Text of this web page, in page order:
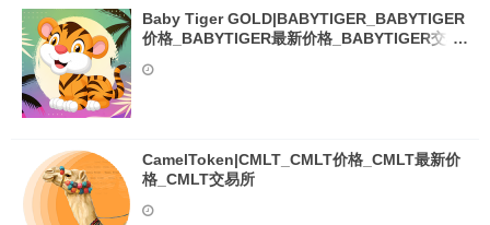
Baby Tiger GOLD|BABYTIGER_BABYTIGER
价格_BABYTIGER最新价格_BABYTIGER交易
CamelToken|CMLT_CMLT价格_CMLT最新价
格_CMLT交易所